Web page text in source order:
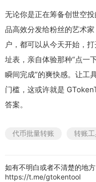
无论你是正在筹备创世空
品高效分发给粉丝的艺术
户，都可以从今天开始，
址表，亲自体验那种“点一
瞬间完成”的爽快感。让
门槛，这或许就是
答案。
代币批量转账 转账
如有不明白或者不清楚的地
https://t.me/gtokentool